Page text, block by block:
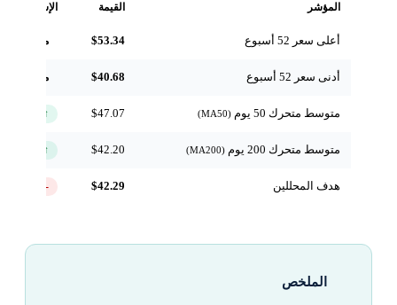
المؤشر القيمة الإشارة
أعلى سعر 52 أسبوع $53.34 مرجعي
أدنى سعر 52 أسبوع $40.68 مرجعي
متوسط متحرك 50 يوم $47.07 ↑ فوق
متوسط متحرك 200 يوم $42.20 ↑ فوق
هدف المحللين $42.29
الملخص